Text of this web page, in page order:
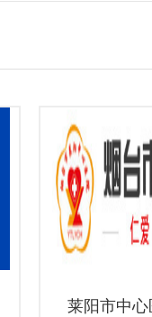
莱阳市中